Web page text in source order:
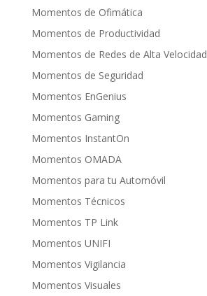
Momentos de Ofimática
Momentos de Productividad
Momentos de Redes de Alta Velocidad
Momentos de Seguridad
Momentos EnGenius
Momentos Gaming
Momentos InstantOn
Momentos OMADA
Momentos para tu Automóvil
Momentos Técnicos
Momentos TP Link
Momentos UNIFI
Momentos Vigilancia
Momentos Visuales